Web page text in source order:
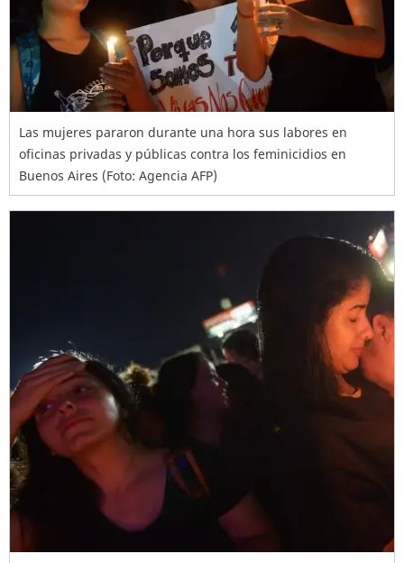
Las mujeres pararon durante una hora sus labores en
oficinas privadas y públicas contra los feminicidios en
Buenos Aires (Foto: Agencia AFP)